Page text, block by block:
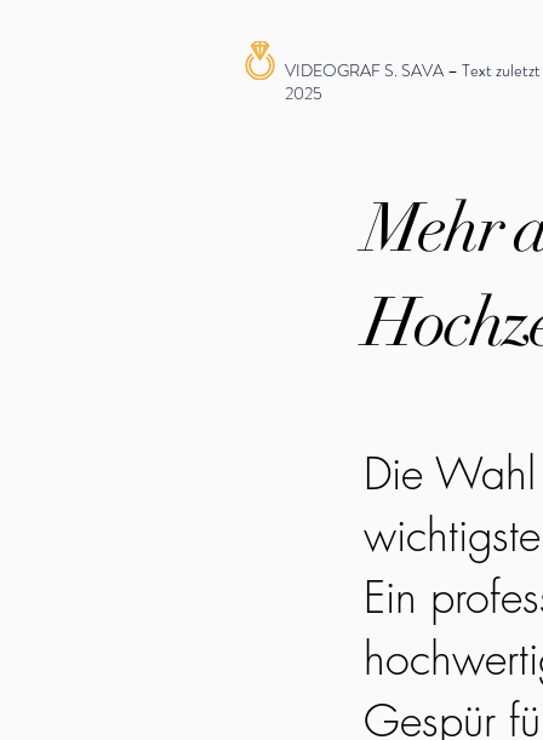
VIDEOGRAF S. SAVA – Text
2025
Mehr
Die
Ein
Gespür